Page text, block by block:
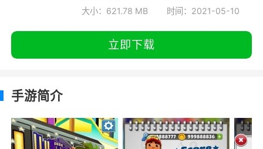
大小：621.78 MB
时间：2021-05-10
立即下载
手游简介